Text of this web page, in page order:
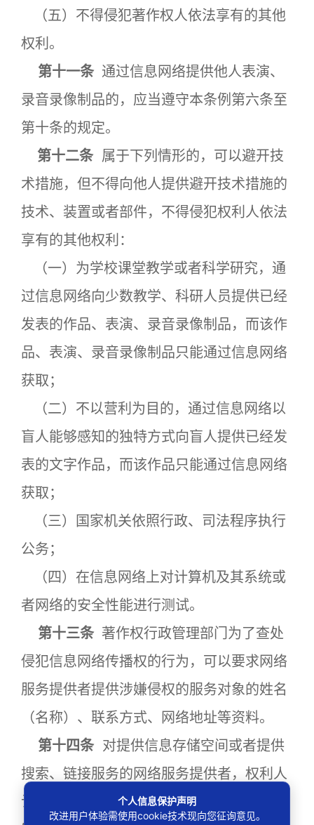
（五）不得侵犯著作权人依法享有的其他
权利。
第十一条 通过信息网络提供他人表演、
录音录像制品的，应当遵守本条例第六条至
第十条的规定。
第十二条 属于下列情形的，可以避开技
术措施，但不得向他人提供避开技术措施的
技术、装置或者部件，不得侵犯权利人依法
享有的其他权利：
（一）为学校课堂教学或者科学研究，通
过信息网络向少数教学、科研人员提供已经
发表的作品、表演、录音录像制品，而该作
品、表演、录音录像制品只能通过信息网络
获取；
（二）不以营利为目的，通过信息网络以
盲人能够感知的独特方式向盲人提供已经发
表的文字作品，而该作品只能通过信息网络
获取；
（三）国家机关依照行政、司法程序执行
公务；
（四）在信息网络上对计算机及其系统或
者网络的安全性能进行测试。
第十三条 著作权行政管理部门为了查处
侵犯信息网络传播权的行为，可以要求网络
服务提供者提供涉嫌侵权的服务对象的姓名
（名称）、联系方式、网络地址等资料。
第十四条 对提供信息存储空间或者提供
搜索、链接服务的网络服务提供者，权利人
认为其服务所涉及的作品、表演、录音录像
个人信息保护声明
改进用户体验需使用cookie技术现向您征询意见。